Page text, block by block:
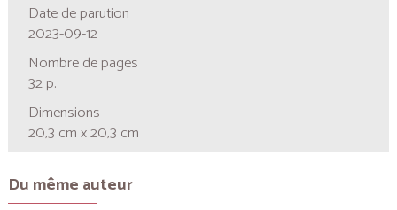
Date de parution
2023-09-12
Nombre de pages
32 p.
Dimensions
20,3 cm x 20,3 cm
Du même auteur